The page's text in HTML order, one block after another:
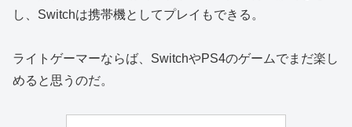
し、Switchは携帯機としてプレイもできる。
ライトゲーマーならば、SwitchやPS4のゲームでまだ楽し
めると思うのだ。